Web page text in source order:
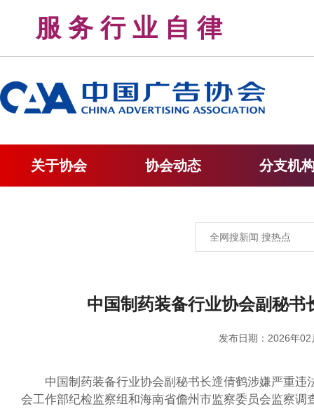
服 务 行 业 自 律
关于协会 协会动态 分支机
中国制药装备行业协会副秘书
发布日期：2026年02
中国制药装备行业协会副秘书长遆倩鹤涉嫌严重
会工作部纪检监察组和海南省儋州市监察委员会监察调